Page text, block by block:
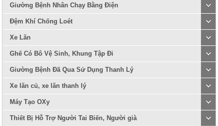
Giường Bệnh Nhân Chạy Bằng Điện
Đệm Khí Chống Loét
Xe Lăn
Ghế Có Bô Vệ Sinh, Khung Tập Đi
Giường Bệnh Đã Qua Sử Dụng Thanh Lý
Xe lăn củ, xe lăn thanh lý
Máy Tạo OXy
Thiết Bị Hỗ Trợ Người Tai Biến, Người già